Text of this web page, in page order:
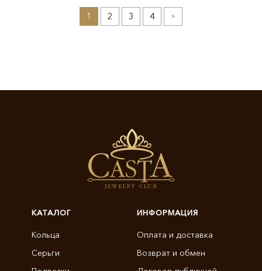
1 2 3 4 »
КАТАЛОГ
Кольца
Серьги
ИНФОРМАЦИЯ
Оплата и доставка
Возврат и обмен